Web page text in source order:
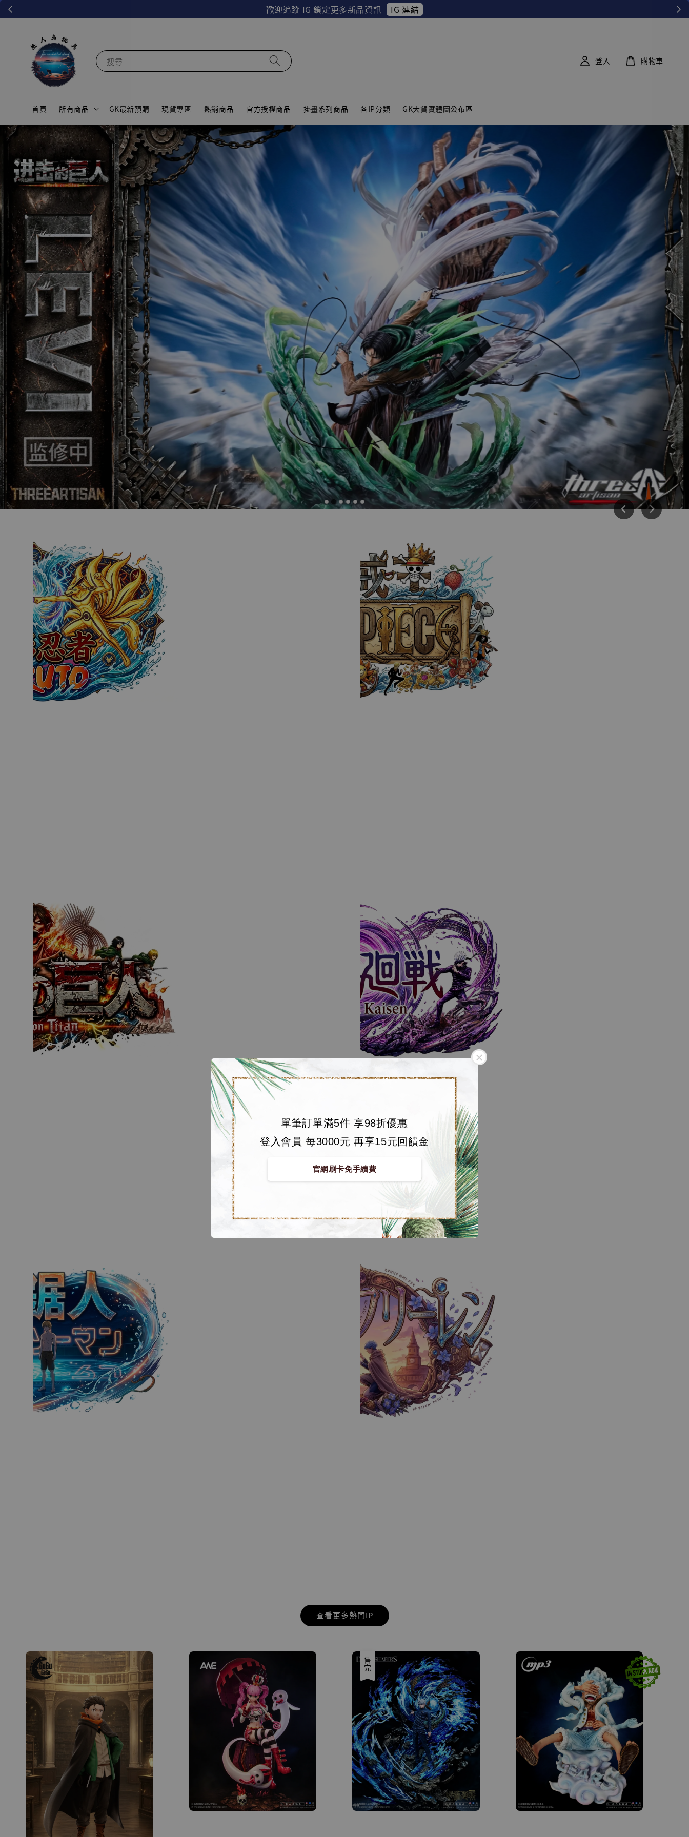
歡迎追蹤 IG 鎖定更多新品資訊 IG 連結
單筆訂單滿5件 享98折優惠
登入會員 每3000元 再享15元回饋金
官網刷卡免手續費
搜尋
首頁 所有商品 GK最新預購 現貨專區 熱銷商品 官方授權商品 掛畫系列商品 各IP分類 GK大貨實體圖公布區
登入 購物車
查看更多熱門IP
售完